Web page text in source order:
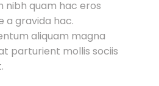
quam hac eros
a gravida hac.
aliquam magna
parturient mollis sociis